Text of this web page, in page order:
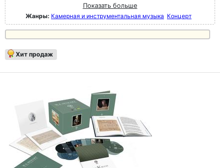
Показать больше
Жанры: Камерная и инструментальная музыка Концерт
Хит продаж